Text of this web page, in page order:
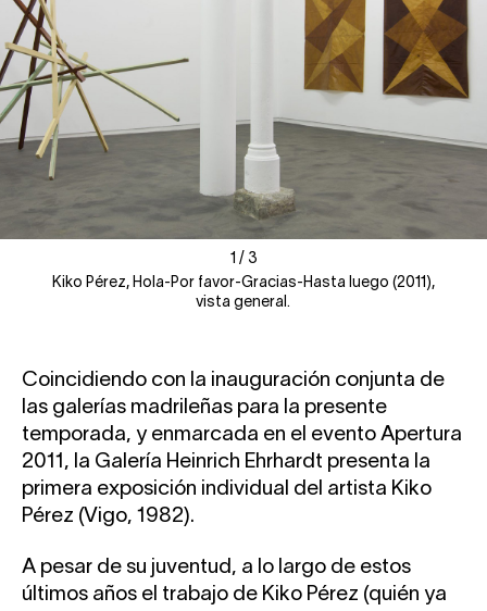
1 / 3
1 / 3
Kiko Pérez, Hola-Por favor-Gracias-Hasta luego (2011),
vista general.
Coincidiendo con la inauguración conjunta de
las galerías madrileñas para la presente
temporada, y enmarcada en el evento Apertura
2011, la Galería Heinrich Ehrhardt presenta la
primera exposición individual del artista Kiko
Pérez (Vigo, 1982).
A pesar de su juventud, a lo largo de estos
últimos años el trabajo de Kiko Pérez (quién ya